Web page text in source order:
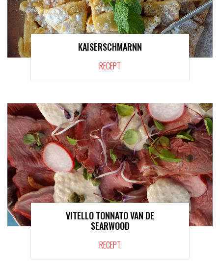
KAISERSCHMARNN
RECEPT
VITELLO TONNATO VAN DE
SEARWOOD
RECEPT